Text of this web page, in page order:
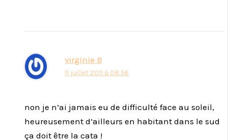
virginie B
11 juillet 2011 à 08:56
non je n’ai jamais eu de difficulté face au soleil,
heureusement d’ailleurs en habitant dans le sud
ça doit être la cata !